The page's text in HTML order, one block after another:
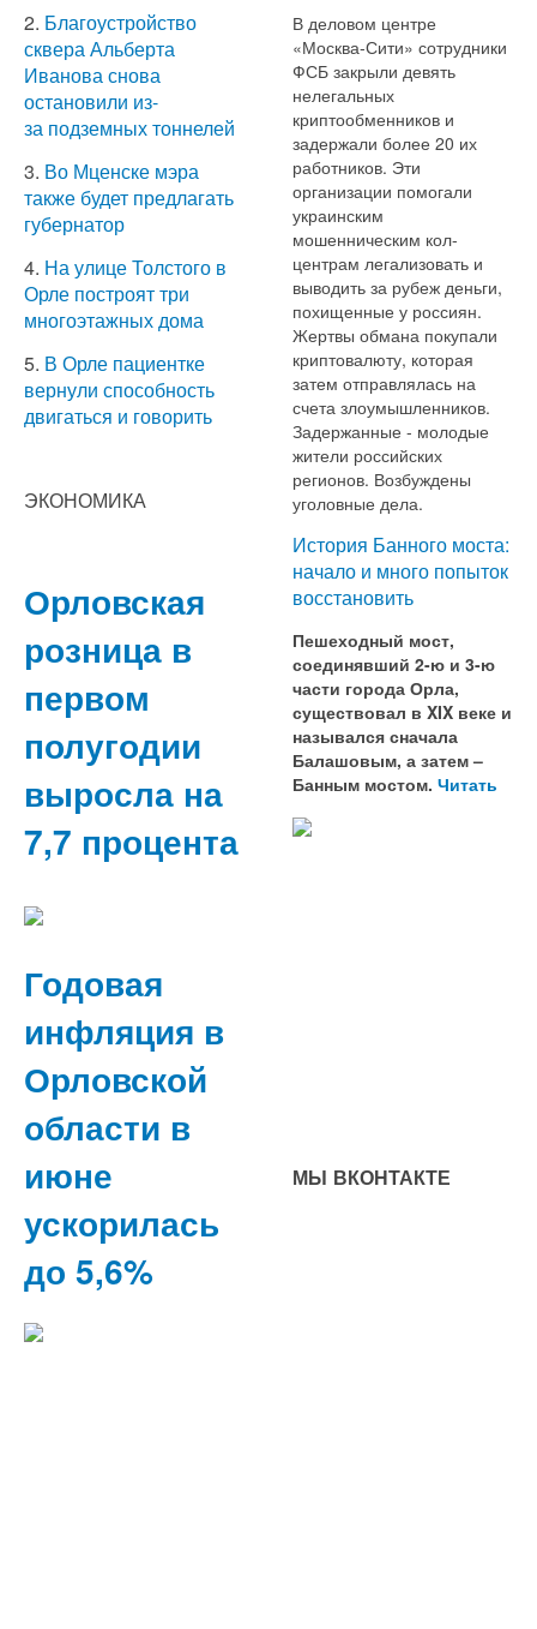
2. Благоустройство
сквера Альберта
Иванова снова
остановили из-
за подземных тоннелей
3. Во Мценске мэра
также будет предлагать
губернатор
4. На улице Толстого в
Орле построят три
многоэтажных дома
5. В Орле пациентке
вернули способность
двигаться и говорить
ЭКОНОМИКА
Орловская
розница в
первом
полугодии
выросла на
7,7 процента
Годовая
инфляция в
Орловской
области в
июне
ускорилась
до 5,6%
В деловом центре
«Москва-Сити» сотрудники
ФСБ закрыли девять
нелегальных
криптообменников и
задержали более 20 их
работников. Эти
организации помогали
украинским
мошенническим кол-
центрам легализовать и
выводить за рубеж деньги,
похищенные у россиян.
Жертвы обмана покупали
криптовалюту, которая
затем отправлялась на
счета злоумышленников.
Задержанные - молодые
жители российских
регионов. Возбуждены
уголовные дела.
История Банного моста:
начало и много попыток
восстановить
Пешеходный мост,
соединявший 2-ю и 3-ю
части города Орла,
существовал в XIX веке и
назывался сначала
Балашовым, а затем –
Банным мостом. Читать
МЫ ВКОНТАКТЕ